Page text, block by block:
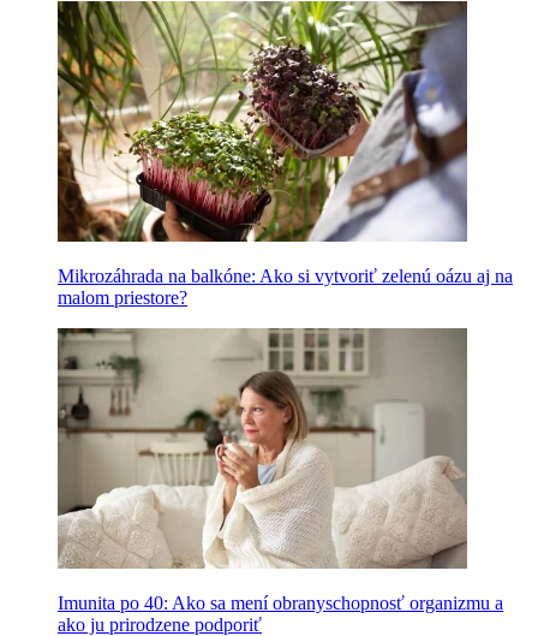
Mikrozáhrada na balkóne: Ako si vytvoriť zelenú oázu aj na
malom priestore?
Imunita po 40: Ako sa mení obranyschopnosť organizmu a
ako ju prirodzene podporiť